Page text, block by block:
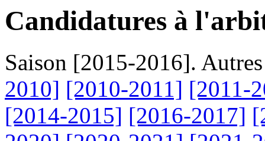
Candidatures à
Saison [2015-2016].
2010] [2010-2011] [2011-
[2014-2015] [2016-2017]